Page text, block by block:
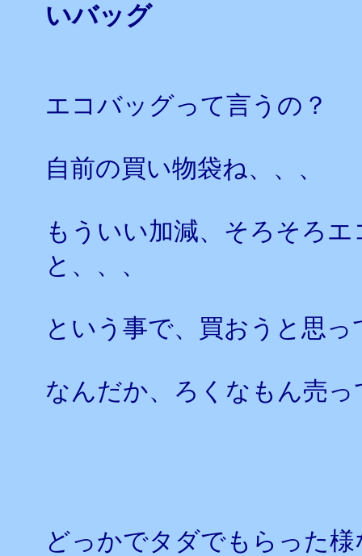
いバッグ
エコバッグって言うの？
自前の買い物袋ね、、、
もういい加減、そろそろ
と、、、
という事で、買おうと思
なんだか、ろくなもん売
どっかでタダでもらった